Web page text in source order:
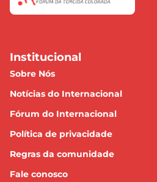
Institucional
Sobre Nós
Notícias do Internacional
Fórum do Internacional
Política de privacidade
Regras da comunidade
Fale conosco